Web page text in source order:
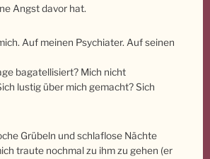
Angst davor hat.
Auf meinen Psychiater. Auf seinen
bagatellisiert? Mich nicht
lustig über mich gemacht? Sich
Grübeln und schlaflose Nächte
traute nochmal zu ihm zu gehen (er